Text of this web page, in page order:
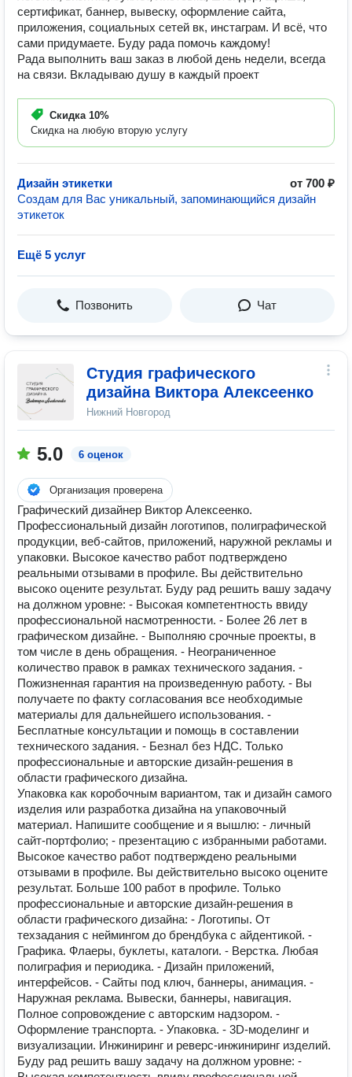
сертификат, баннер, вывеску, оформление сайта,
приложения, социальных сетей вк, инстаграм. И всё, что
сами придумаете. Буду рада помочь каждому!
Рада выполнить ваш заказ в любой день недели, всегда
на связи. Вкладываю душу в каждый проект
Скидка 10%
Скидка на любую вторую услугу
Дизайн этикетки
от 700 ₽
Создам для Вас уникальный, запоминающийся дизайн
этикеток
Ещё 5 услуг
Позвонить Чат
Студия графического
дизайна Виктора Алексеенко
Нижний Новгород
5.0 6 оценок
Организация проверена
Графический дизайнер Виктор Алексеенко.
Профессиональный дизайн логотипов, полиграфической
продукции, веб-сайтов, приложений, наружной рекламы и
упаковки. Высокое качество работ подтверждено
реальными отзывами в профиле. Вы действительно
высоко оцените результат. Буду рад решить вашу задачу
на должном уровне: - Высокая компетентность ввиду
профессиональной насмотренности. - Более 26 лет в
графическом дизайне. - Выполняю срочные проекты, в
том числе в день обращения. - Неограниченное
количество правок в рамках технического задания. -
Пожизненная гарантия на произведенную работу. - Вы
получаете по факту согласования все необходимые
материалы для дальнейшего использования. -
Бесплатные консультации и помощь в составлении
технического задания. - Безнал без НДС. Только
профессиональные и авторские дизайн-решения в
области графического дизайна.
Упаковка как коробочным вариантом, так и дизайн самого
изделия или разработка дизайна на упаковочный
материал. Напишите сообщение и я вышлю: - личный
сайт-портфолио; - презентацию с избранными работами.
Высокое качество работ подтверждено реальными
отзывами в профиле. Вы действительно высоко оцените
результат. Больше 100 работ в профиле. Только
профессиональные и авторские дизайн-решения в
области графического дизайна: - Логотипы. От
техзадания с неймингом до брендбука с айдентикой. -
Графика. Флаеры, буклеты, каталоги. - Верстка. Любая
полиграфия и периодика. - Дизайн приложений,
интерфейсов. - Сайты под ключ, баннеры, анимация. -
Наружная реклама. Вывески, баннеры, навигация.
Полное сопровождение с авторским надзором. -
Оформление транспорта. - Упаковка. - 3D-моделинг и
визуализации. Инжиниринг и реверс-инжиниринг изделий.
Буду рад решить вашу задачу на должном уровне: -